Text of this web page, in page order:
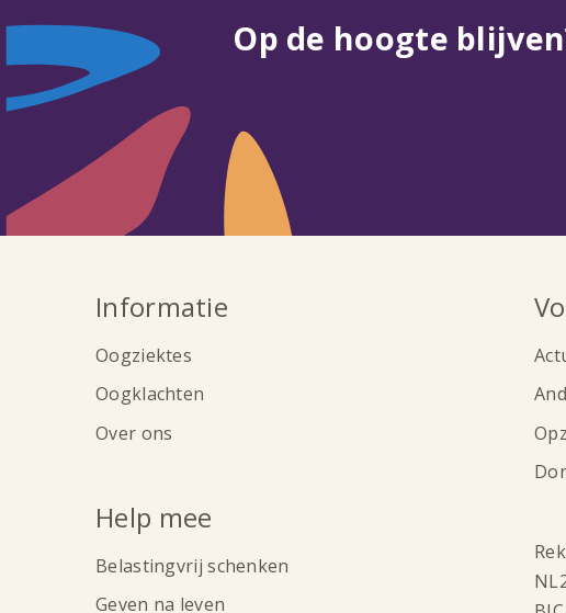
Op de hoogte
Informatie
Oogziektes
Oogklachten
Over ons
Help mee
Belastingvrij schenken
Geven na leven